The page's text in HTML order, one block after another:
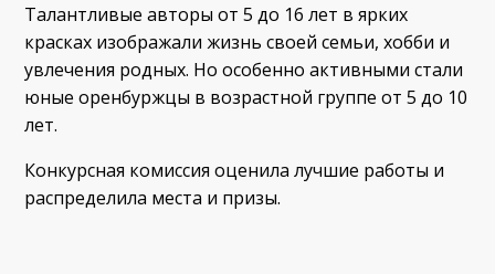
Талантливые авторы от 5 до 16 лет в ярких
красках изображали жизнь своей семьи, хобби и
увлечения родных. Но особенно активными стали
юные оренбуржцы в возрастной группе от 5 до 10
лет.
Конкурсная комиссия оценила лучшие работы и
распределила места и призы.